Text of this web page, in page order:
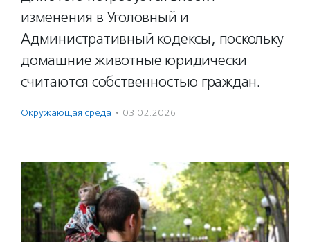
изменения в Уголовный и
Административный кодексы, поскольку
домашние животные юридически
считаются собственностью граждан.
Окружающая среда · 03.02.2026